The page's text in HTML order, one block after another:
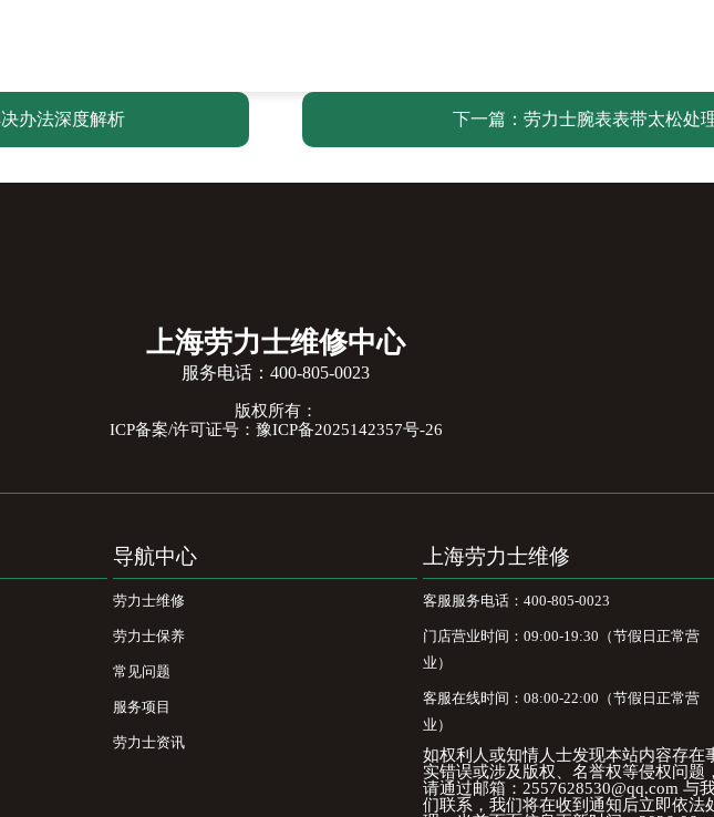
办法深度解析 下一篇： 劳力士腕表表带太松处
上海劳力士维修中心
服务电话： 400-805-0023
版权所有：
ICP备案/许可证号：豫ICP备2025142357号-26
导航中心
劳力士维修
劳力士保养
常见问题
服务项目
劳力士资讯
上海劳力士维修
客服服务电话：400-805-0023
门店营业时间：09:00-19:30（节假日正常营
业）
客服在线时间：08:00-22:00（节假日正常营
业）
如权利人或知情人士发现本站内容存在
实错误或涉及版权、名誉权等侵权问题，
请通过邮箱：2557628530@qq.com 与
们联系，我们将在收到通知后立即依法